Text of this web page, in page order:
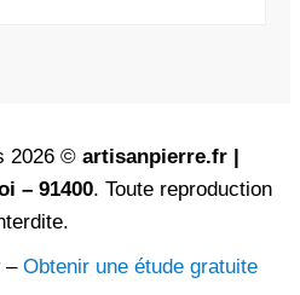
2026 © artisanpierre.fr |
– 91400. Toute reproduction
– Obtenir une étude gratuite